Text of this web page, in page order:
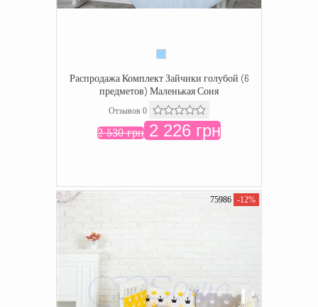
Распродажа Комплект Зайчики голубой (6
предметов) Маленькая Соня
Отзывов 0
2 530 грн 2 226 грн
75986 -12%